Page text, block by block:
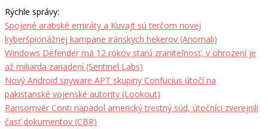
Rýchle správy:
Spojené arabské emiráty a Kuvajt sú terčom novej
kyberšpionážnej kampane iránskych hekerov (Anomali)
Windows Defender má 12 rokov starú zraniteľnosť, v ohrození je
až miliarda zariadení (Sentinel Labs)
Nový Android spyware APT skupiny Confucius útočí na
pakistanské vojenské autority (Lookout)
Ransomvér Conti napadol americký trestný súd, útočníci zverejnili
časť dokumentov (CBR)